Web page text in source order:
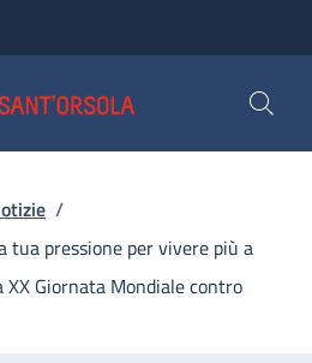
/
tua pressione per vivere più a
XX Giornata Mondiale contro